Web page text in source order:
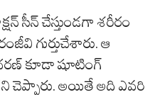
సీన్ చేస్తుండగా శరీరం
గుర్తుచేశారు. ఆ
కూడా షూటింగ్
అయితే అది ఎవరి